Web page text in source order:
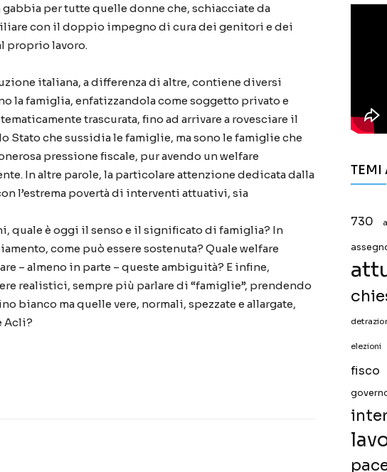
gabbia per tutte quelle donne che, schiacciate da
con il doppio impegno di cura dei genitori e dei
proprio lavoro.
italiana, a differenza di altre, contiene diversi
la famiglia, enfatizzandola come soggetto privato e
trascurata, fino ad arrivare a rovesciare il
Stato che sussidia le famiglie, ma sono le famiglie che
pressione fiscale, pur avendo un welfare
In altre parole, la particolare attenzione dedicata dalla
l’estrema povertà di interventi attuativi, sia
quale è oggi il senso e il significato di famiglia? In
come può essere sostenuta? Quale welfare
– almeno in parte – queste ambiguità? E infine,
realistici, sempre più parlare di “famiglie”, prendendo
bianco ma quelle vere, normali, spezzate e allargate,
Acli?
TEMI
730
elezioni
fisco